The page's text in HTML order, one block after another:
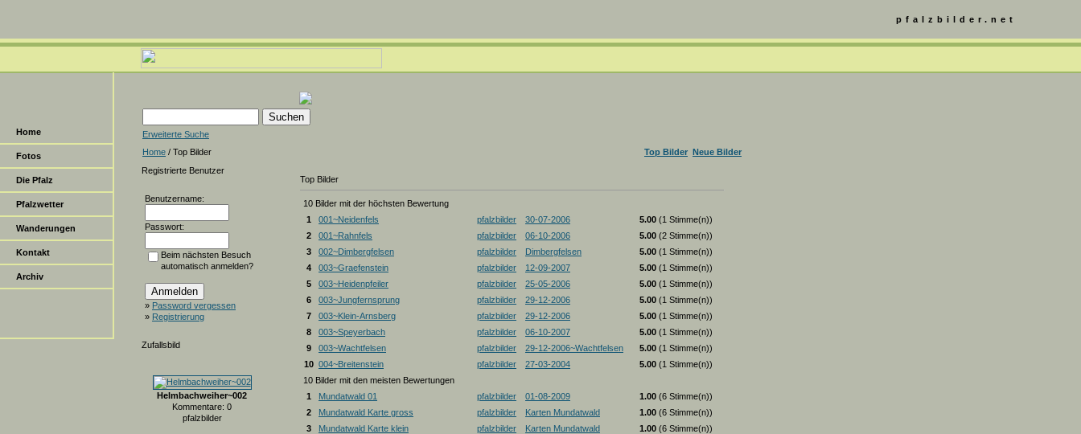
Home
Fotos
Die Pfalz
Pfalzwetter
Wanderungen
Kontakt
Archiv
pfalzbilder.net
Erweiterte Suche
Home / Top Bilder Top Bilder Neue Bilder
Registrierte Benutzer
Benutzername:
Passwort:
Beim nächsten Besuch
automatisch anmelden?
» Password vergessen
» Registrierung
Zufallsbild
Helmbachweiher~002
Kommentare: 0
pfalzbilder
Top Bilder
10 Bilder mit der höchsten Bewertung
1
001~Neidenfels pfalzbilder 30-07-2006 5.00 (1 Stimme(n))
2
001~Rahnfels pfalzbilder 06-10-2006 5.00 (2 Stimme(n))
3
002~Dimbergfelsen pfalzbilder Dimbergfelsen 5.00 (1 Stimme(n))
4
003~Graefenstein pfalzbilder 12-09-2007 5.00 (1 Stimme(n))
5
003~Heidenpfeiler pfalzbilder 25-05-2006 5.00 (1 Stimme(n))
6
003~Jungfernsprung pfalzbilder 29-12-2006 5.00 (1 Stimme(n))
7
003~Klein-Arnsberg pfalzbilder 29-12-2006 5.00 (1 Stimme(n))
8
003~Speyerbach pfalzbilder 06-10-2007 5.00 (1 Stimme(n))
9
003~Wachtfelsen pfalzbilder 29-12-2006~Wachtfelsen 5.00 (1 Stimme(n))
10 004~Breitenstein pfalzbilder 27-03-2004 5.00 (1 Stimme(n))
10 Bilder mit den meisten Bewertungen
1
Mundatwald 01 pfalzbilder 01-08-2009 1.00 (6 Stimme(n))
2
Mundatwald Karte gross pfalzbilder Karten Mundatwald 1.00 (6 Stimme(n))
3
Mundatwald Karte klein pfalzbilder Karten Mundatwald 1.00 (6 Stimme(n))